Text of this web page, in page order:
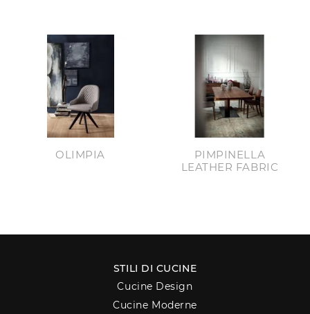
OLIMPIA
PIMPINELLA
LEATHER FABRIC
STILI DI CUCINE
Cucine Design
Cucine Moderne